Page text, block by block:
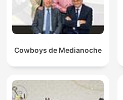
Cowboys de Medianoche